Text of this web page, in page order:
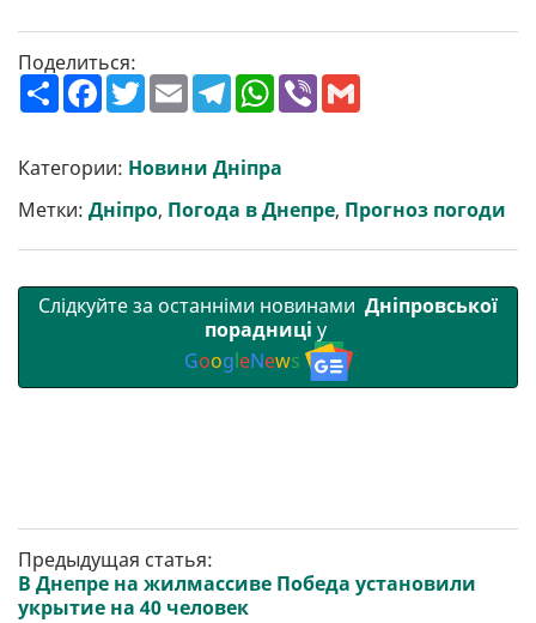
Поделиться:
П
о
р
и
т
и
F
a
b
o
o
k
T
w
t
e
r
E
m
l
T
e
g
r
a
m
W
h
s
A
p
p
V
Категории: Новини Дніпра
Метки: Дніпро, Погода в Днепре, Прогноз погоди
Слідкуйте за останніми новинами Дніпровської
порадниці у
GoogleNews
Предыдущая статья:
В Днепре на жилмассиве Победа установили
укрытие на 40 человек